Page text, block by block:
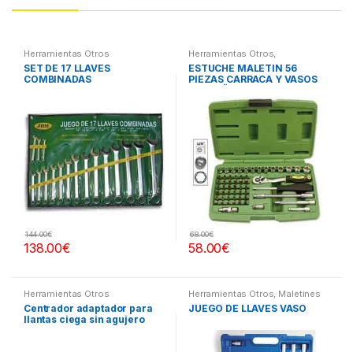
Herramientas Otros
SET DE 17 LLAVES
COMBINADAS
138.00€
144.00€
Herramientas Otros,
Herramientas De Mano,
Herramientas De Mano,
Maletines Herramientas,
Extractores, Compresímetros,
ESTUCHE MALETIN 56
PIEZAS CARRACA Y VASOS
58.00€
68.00€
Herramientas Otros
Centrador adaptador para
llantas ciega sin agujero
Herramientas Otros, Maletines
Herramientas, Extractores,
Compresímetros, otros
JUEGO DE LLAVES VASO